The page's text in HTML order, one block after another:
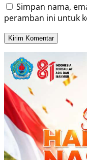
Simpan nama,
peramban ini untuk